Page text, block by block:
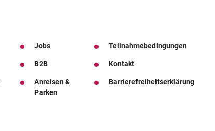
Jobs Teilnahmebedingungen
B2B Kontakt
Anreisen &
Parken
Barrierefreiheitserklärung